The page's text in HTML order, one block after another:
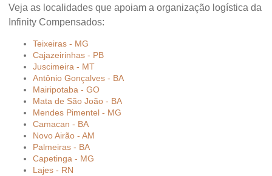
Veja as localidades que apoiam a organização logística da
Infinity Compensados:
Teixeiras - MG
Cajazeirinhas - PB
Juscimeira - MT
Antônio Gonçalves - BA
Mairipotaba - GO
Mata de São João - BA
Mendes Pimentel - MG
Camacan - BA
Novo Airão - AM
Palmeiras - BA
Capetinga - MG
Lajes - RN